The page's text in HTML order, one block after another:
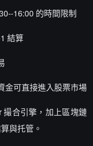
16:00 的時間限制
結算
金可直接進入股票市場
合引擎，加上區塊鏈
與托管。